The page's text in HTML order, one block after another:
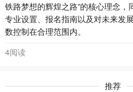
铁路梦想的辉煌之路”的核心理念，
专业设置、报名指南以及对未来发
数控制在合理范围内。
4阅读
推荐